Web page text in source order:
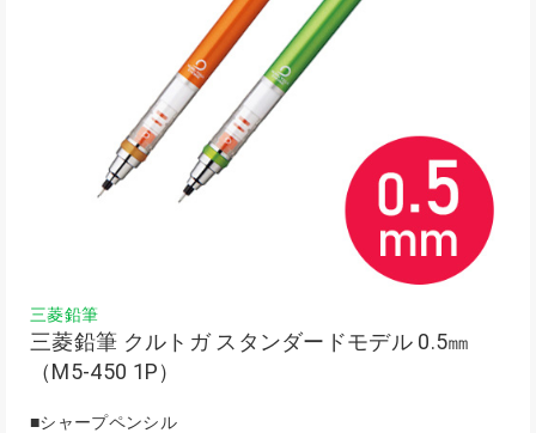
三菱鉛筆
三菱鉛筆 クルトガ スタンダードモデル 0.5㎜
（M5-450 1P）
■シャープペンシル